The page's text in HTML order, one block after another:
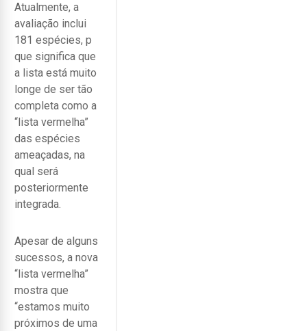
Atualmente, a
avaliação inclui
181 espécies, p
que significa que
a lista está muito
longe de ser tão
completa como a
“lista vermelha”
das espécies
ameaçadas, na
qual será
posteriormente
integrada.
Apesar de alguns
sucessos, a nova
“lista vermelha”
mostra que
“estamos muito
próximos de uma